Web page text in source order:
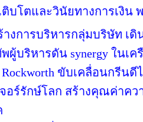
บโตและวินัยทางการเงิน
างการบริหารกลุ่มบริษัท เ
ผู้บริหารดัน synergy ในเค
Rockworth ขับเคลื่อนกรี
ร์รักษ์โลก สร้างคุณค่าคว